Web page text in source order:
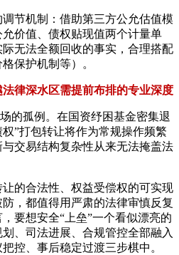
调节机制：借助第三方公允估值模
价值、债权贴现值两个计量单
无法全额回收的事实，合理搭配
保护机制等）。
律深水区需提前布排的专业深度
的孤例。在国资纾困基金密集退
”打包转让将作为常规操作频繁
交易结构复杂性从来无法掩盖法
的合法性、权益受偿权的可实现
，都值得用严肃的法律审慎反复
要想安全“上垒”一个看似漂亮的
、司法进展、合规管控全部融入
控、事后稳定过渡三步棋中。